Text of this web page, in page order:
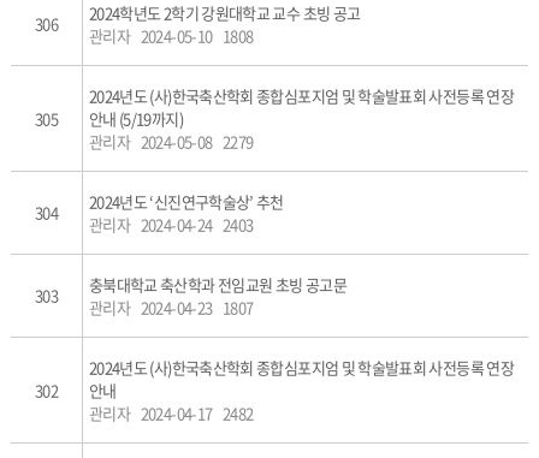
306
2024학년도 2학기 강원대학교 교수 초빙 공고
관리자 2024-05-10 1808
305
2024년도 (사)한국축산학회 종합심포지엄 및 학술발표회 사전등록 연장
안내 (5/19까지)
관리자 2024-05-08 2279
304
2024년도 ‘신진연구학술상’ 추천
관리자 2024-04-24 2403
303
충북대학교 축산학과 전임교원 초빙 공고문
관리자 2024-04-23 1807
302
2024년도 (사)한국축산학회 종합심포지엄 및 학술발표회 사전등록 연장
안내
관리자 2024-04-17 2482